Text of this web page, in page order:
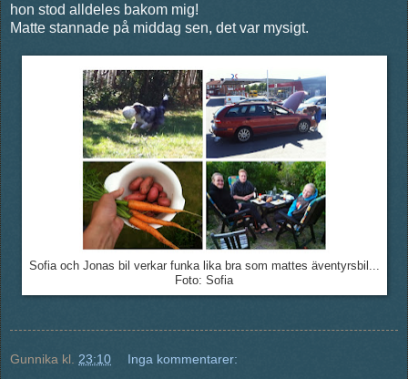
hon stod alldeles bakom mig!
Matte stannade på middag sen, det var mysigt.
Sofia och Jonas bil verkar funka lika bra som mattes äventyrsbil...
Foto: Sofia
Gunnika kl. 23:10 Inga kommentarer: